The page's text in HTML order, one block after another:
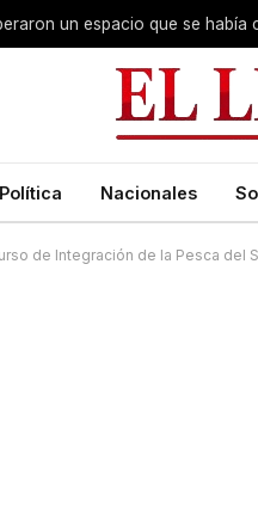
Política Nacionales
de Integración de la Pesca del